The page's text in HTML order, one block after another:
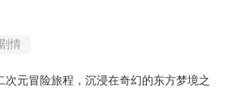
情
次元冒险旅程，沉浸在奇幻的东方梦境之